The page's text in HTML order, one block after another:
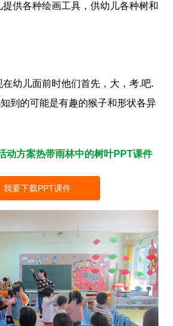
各种绘画工具，供幼儿各种树和
儿面前时他们首先，大，考.吧.
到的可能是有趣的猴子和形状各异
动方案热带雨林中的树叶PPT课件
我要下载PPT课件